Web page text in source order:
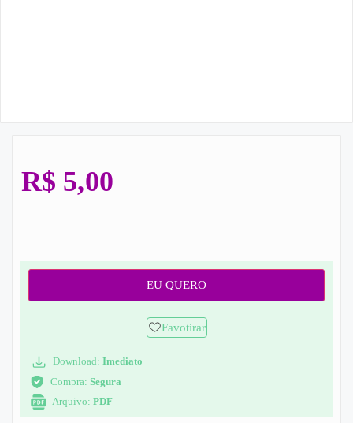
R$ 5,00
EU QUERO
Favotirar
Download: Imediato
Compra: Segura
Arquivo: PDF